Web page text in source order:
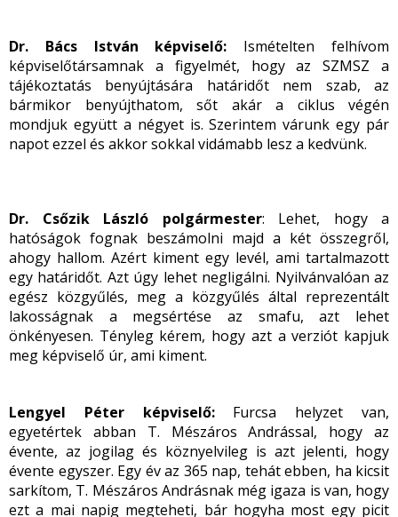
Dr. Bács István képviselő: Ismételten felhívom
képviselőtársamnak a figyelmét, hogy az SZMSZ a
tájékoztatás benyújtására határidőt nem szab, az
bármikor benyújthatom, sőt akár a ciklus végén
mondjuk együtt a négyet is. Szerintem várunk egy pár
napot ezzel és akkor sokkal vidámabb lesz a kedvünk.
Dr. Csőzik László polgármester: Lehet, hogy a
hatóságok fognak beszámolni majd a két összegről,
ahogy hallom. Azért kiment egy levél, ami tartalmazott
egy határidőt. Azt úgy lehet negligálni. Nyilvánvalóan az
egész közgyűlés, meg a közgyűlés által reprezentált
lakosságnak a megsértése az smafu, azt lehet
önkényesen. Tényleg kérem, hogy azt a verziót kapjuk
meg képviselő úr, ami kiment.
Lengyel Péter képviselő: Furcsa helyzet van,
egyetértek abban T. Mészáros Andrással, hogy az
évente, az jogilag és köznyelvileg is azt jelenti, hogy
évente egyszer. Egy év az 365 nap, tehát ebben, ha kicsit
sarkítom, T. Mészáros Andrásnak még igaza is van, hogy
ezt a mai napig megteheti, bár hogyha most egy picit